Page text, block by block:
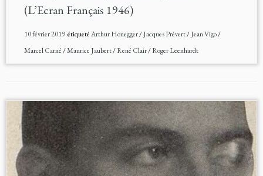
(L’Ecran Français 1946)
10 février 2019étiquetéArthur Honegger/Jacques Prévert/Jean Vigo/
Marcel Carné/Maurice Jaubert/René Clair/Roger Leenhardt